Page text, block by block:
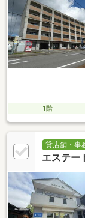
1階
貸店舗・事
エステー